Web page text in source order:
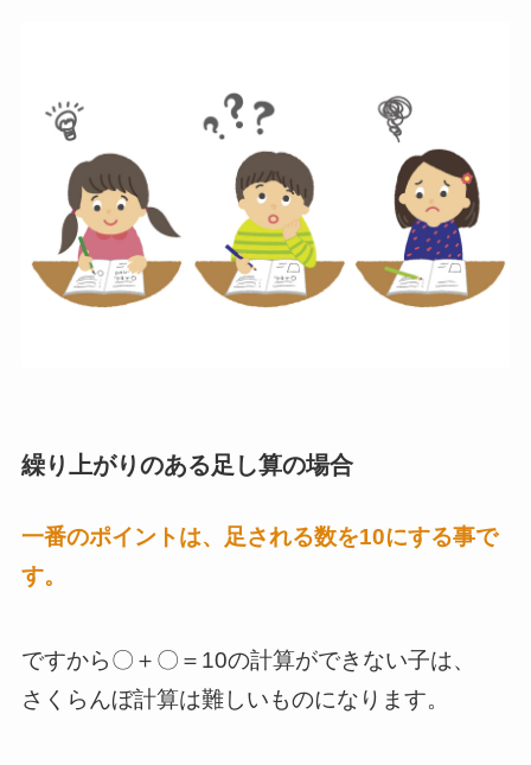
繰り上がりのある足し算の場合
一番のポイントは、足される数を10にする事で
す。
ですから〇＋〇＝10の計算ができない子は、
さくらんぼ計算は難しいものになります。